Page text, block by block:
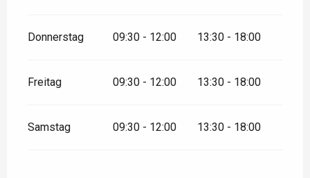
Donnerstag 09:30 - 12:00 13:30 - 18:00
Freitag 09:30 - 12:00 13:30 - 18:00
Samstag 09:30 - 12:00 13:30 - 18:00